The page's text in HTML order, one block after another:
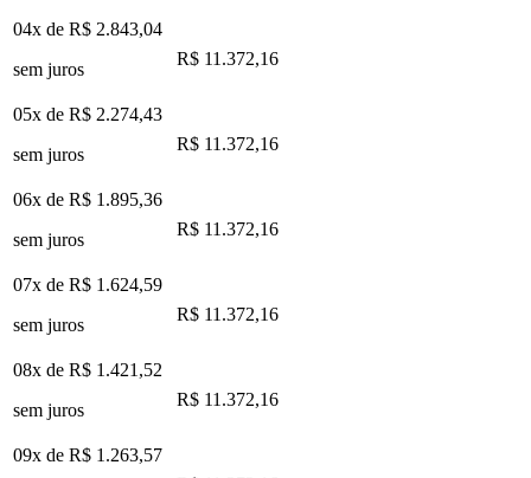
04x de R$ 2.843,04
sem juros
R$ 11.372,16
05x de R$ 2.274,43
sem juros
R$ 11.372,16
06x de R$ 1.895,36
sem juros
R$ 11.372,16
07x de R$ 1.624,59
sem juros
R$ 11.372,16
08x de R$ 1.421,52
sem juros
R$ 11.372,16
09x de R$ 1.263,57